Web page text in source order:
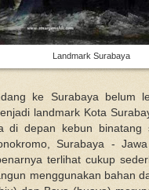
Landmark Surabaya
ke Surabaya belum
landmark Kota
di depan kebun binatang
Surabaya -
terlihat cukup
menggunakan bahan